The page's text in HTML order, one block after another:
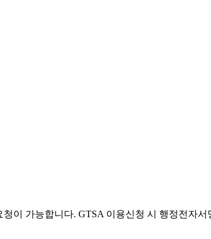
이 가능합니다. GTSA 이용신청 시 행정전자서